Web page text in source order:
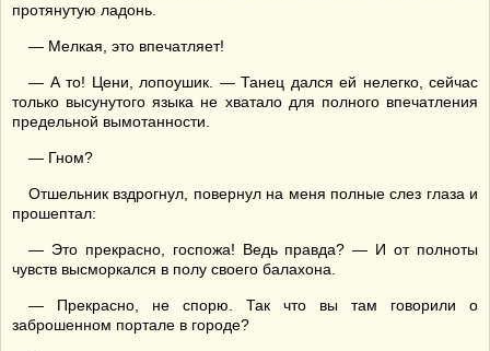
протянутую ладонь.
— Мелкая, это впечатляет!
— А то! Цени, лопоушик. — Танец дался ей нелегко, сейчас
только высунутого языка не хватало для полного впечатления
предельной вымотанности.
— Гном?
Отшельник вздрогнул, повернул на меня полные слез глаза и
прошептал:
— Это прекрасно, госпожа! Ведь правда? — И от полноты
чувств высморкался в полу своего балахона.
— Прекрасно, не спорю. Так что вы там говорили о
заброшенном портале в городе?